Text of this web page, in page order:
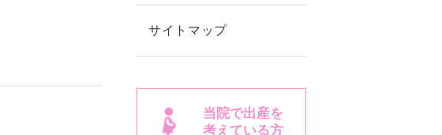
サイトマップ
当院で出産を
考えている方